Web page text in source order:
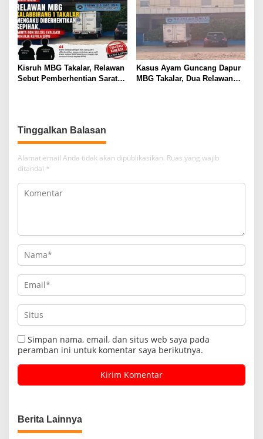
Kisruh MBG Takalar, Relawan
Sebut Pemberhentian Sarat
Kasus Ayam Guncang Dapur
MBG Takalar, Dua Relawan
Tinggalkan Balasan
Alamat email Anda tidak akan dipublikasikan. Ruas yang wajib
ditandai *
Simpan nama, email, dan situs web saya pada
peramban ini untuk komentar saya berikutnya.
Berita Lainnya